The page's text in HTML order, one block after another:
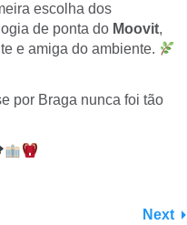
escolha dos
de ponta do Moovit,
e amiga do ambiente.
por Braga nunca foi tão
Next